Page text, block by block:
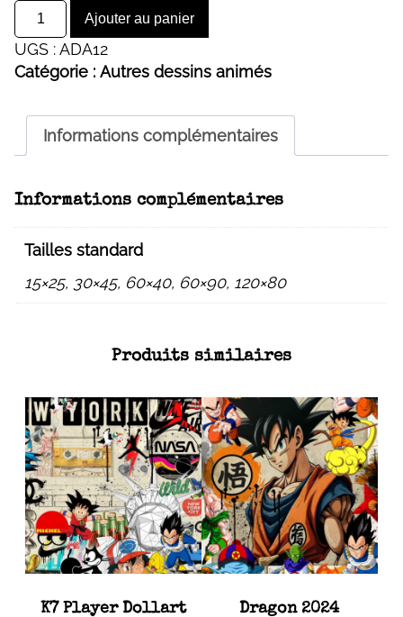
44,00 €
à
quantité
de
Panthere
Rose
Ajouter au panier
UGS :ADA12
Catégorie : Autres dessins animés
Informations complémentaires
Informations complémentaires
Tailles standard
15×25, 30×45, 60×40, 60×90, 120×80
Produits similaires
K7 Player Dollart
Dragon 2024